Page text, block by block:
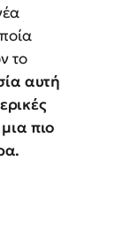
το
αυτή
πιο